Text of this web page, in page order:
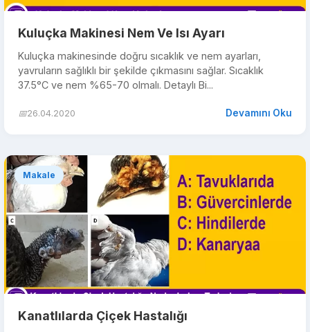
Kuluçka Makinesi Nem Ve Isı Ayarı
Kuluçka makinesinde doğru sıcaklık ve nem ayarları,
yavruların sağlıklı bir şekilde çıkmasını sağlar. Sıcaklık
37.5°C ve nem %65-70 olmalı. Detaylı Bi...
📅26.04.2020 Devamını Oku
Makale
Kanatlılarda Çiçek Hastalığı